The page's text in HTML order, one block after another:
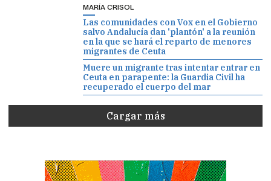
MARÍA CRISOL
Las comunidades con Vox en el Gobierno
salvo Andalucía dan 'plantón' a la reunión
en la que se hará el reparto de menores
migrantes de Ceuta
Muere un migrante tras intentar entrar en
Ceuta en parapente: la Guardia Civil ha
recuperado el cuerpo del mar
Cargar más